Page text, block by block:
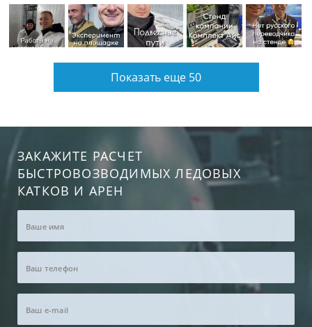
Показать еще 50
ЗАКАЖИТЕ РАСЧЕТ
БЫСТРОВОЗВОДИМЫХ ЛЕДОВЫХ
КАТКОВ И АРЕН